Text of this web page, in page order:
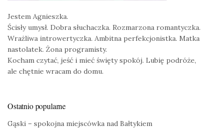
Jestem Agnieszka.
Ścisły umysł. Dobra słuchaczka. Rozmarzona romantyczka.
Wrażliwa introwertyczka. Ambitna perfekcjonistka. Matka
nastolatek. Żona programisty.
Kocham czytać, jeść i mieć święty spokój. Lubię podróże,
ale chętnie wracam do domu.
Ostatnio popularne
Gąski – spokojna miejscówka nad Bałtykiem